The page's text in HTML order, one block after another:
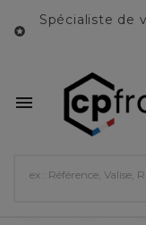

Spécialiste de
